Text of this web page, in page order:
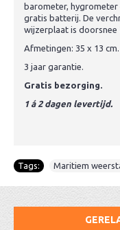
barometer,
gratis batterij. De
wijzerplaat is doorsnee
Afmetingen: 35 x 13 cm.
3 jaar garantie.
Gratis bezorging.
1 á 2 dagen levertijd.
Tags: Maritiem